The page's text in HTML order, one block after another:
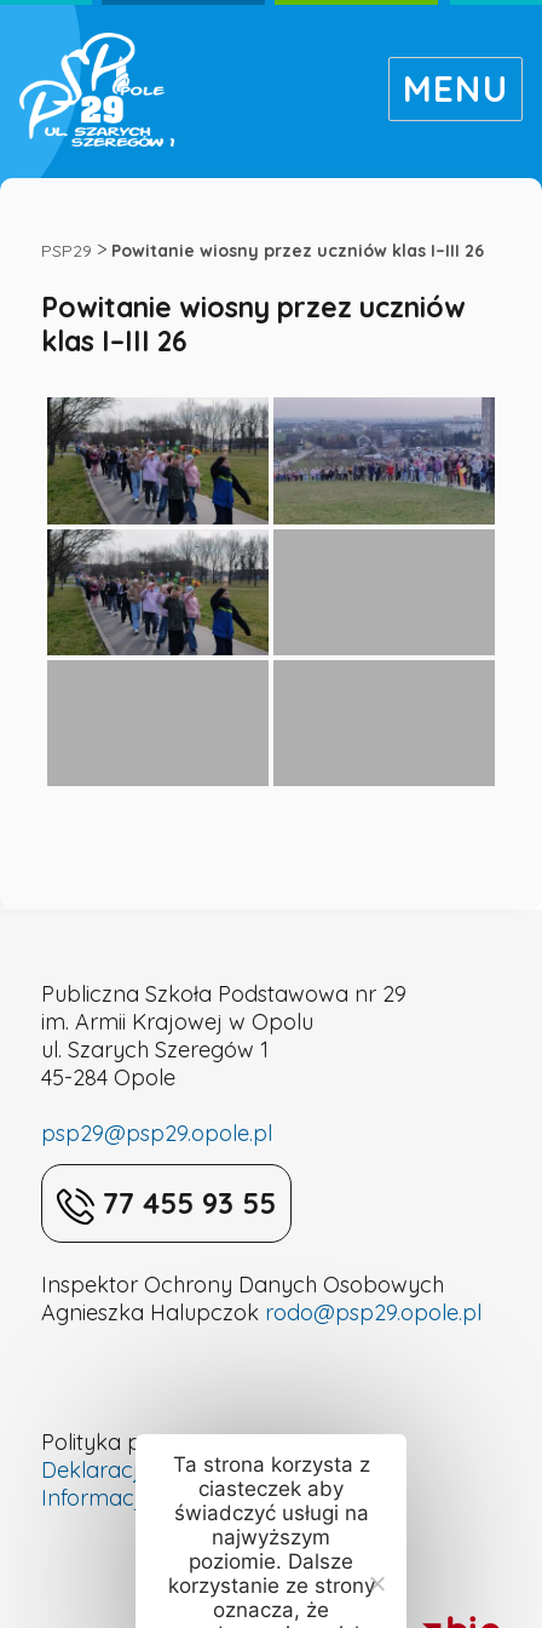
Powitanie
wiosny
przez
klas
I–
26
Publiczna
nr
29
w
Opolu
MENU
PSP29 > Powitanie wiosny przez uczniów klas I–III 26
Powitanie wiosny przez uczniów
klas I–III 26
Publiczna Szkoła Podstawowa nr 29
im. Armii Krajowej w Opolu
ul. Szarych Szeregów 1
45-284 Opole
psp29@psp29.opole.pl
77 455 93 55
Inspektor Ochrony Danych Osobowych
Agnieszka Halupczok rodo@psp29.opole.pl
Polityka prywatności
Deklaracja dostępności cyfrowej
Informacje o szkole – ETR
Ta strona korzysta z
ciasteczek aby
świadczyć usługi na
najwyższym
poziomie. Dalsze
korzystanie ze strony
oznacza, że